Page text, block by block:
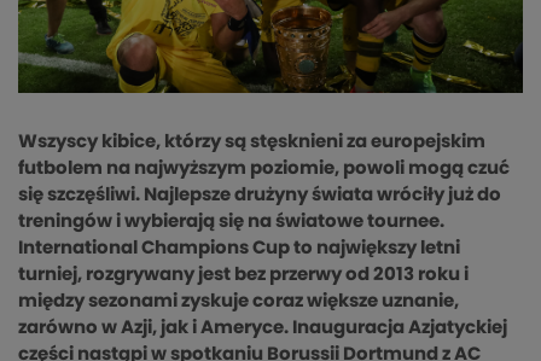
Wszyscy kibice, którzy są stęsknieni za europejskim
futbolem na najwyższym poziomie, powoli mogą czuć
się szczęśliwi. Najlepsze drużyny świata wróciły już do
treningów i wybierają się na światowe tournee.
International Champions Cup to największy letni
turniej, rozgrywany jest bez przerwy od 2013 roku i
między sezonami zyskuje coraz większe uznanie,
zarówno w Azji, jak i Ameryce. Inauguracja Azjatyckiej
części nastąpi w spotkaniu Borussii Dortmund z AC